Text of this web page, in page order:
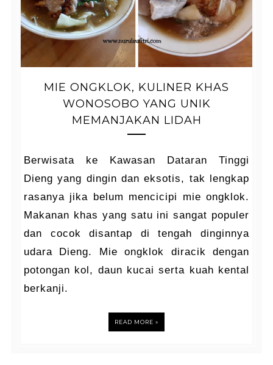
MIE ONGKLOK, KULINER KHAS
WONOSOBO YANG UNIK
MEMANJAKAN LIDAH
Berwisata ke Kawasan Dataran Tinggi
Dieng yang dingin dan eksotis, tak lengkap
rasanya jika belum mencicipi mie ongklok.
Makanan khas yang satu ini sangat populer
dan cocok disantap di tengah dinginnya
udara Dieng. Mie ongklok diracik dengan
potongan kol, daun kucai serta kuah kental
berkanji.
READ MORE »